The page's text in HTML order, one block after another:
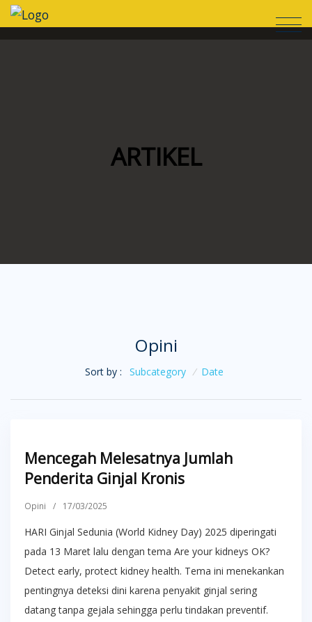
ARTIKEL
Opini
Sort by : Subcategory / Date
Mencegah Melesatnya Jumlah
Penderita Ginjal Kronis
Opini / 17/03/2025
HARI Ginjal Sedunia (World Kidney Day) 2025 diperingati
pada 13 Maret lalu dengan tema Are your kidneys OK?
Detect early, protect kidney health. Tema ini menekankan
pentingnya deteksi dini karena penyakit ginjal sering
datang tanpa gejala sehingga perlu tindakan preventif.